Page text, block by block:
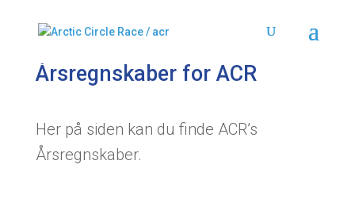
Årsregnskaber for ACR
Her på siden kan du finde ACR’s
Årsregnskaber.